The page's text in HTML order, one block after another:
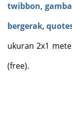
twibbon,
bergerak,
ukuran 2x1
(free).